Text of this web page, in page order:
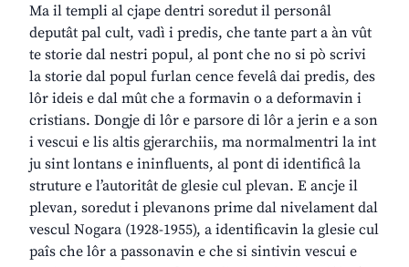
Ma il templi al cjape dentri soredut il personâl
deputât pal cult, vadì i predis, che tante part a àn vût
te storie dal nestri popul, al pont che no si pò scrivi
la storie dal popul furlan cence fevelâ dai predis, des
lôr ideis e dal mût che a formavin o a deformavin i
cristians. Dongje di lôr e parsore di lôr a jerin e a son
i vescui e lis altis gjerarchiis, ma normalmentri la int
ju sint lontans e ininfluents, al pont di identificâ la
struture e l’autoritât de glesie cul plevan. E ancje il
plevan, soredut i plevanons prime dal nivelament dal
vescul Nogara (1928-1955), a identificavin la glesie cul
paîs che lôr a passonavin e che si sintivin vescui e